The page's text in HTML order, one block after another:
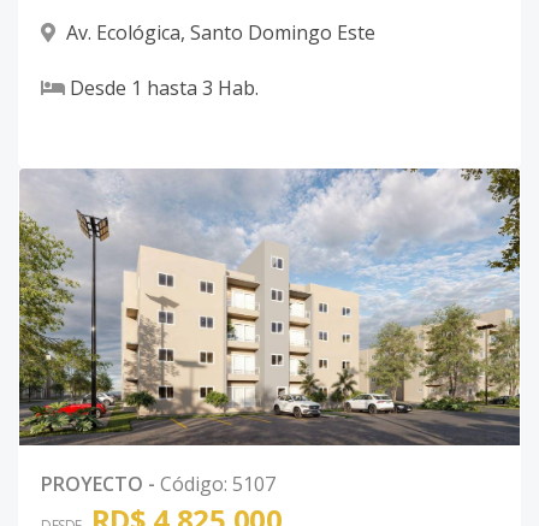
Av. Ecológica, Santo Domingo Este
Desde 1 hasta 3 Hab.
PROYECTO - Código: 5107